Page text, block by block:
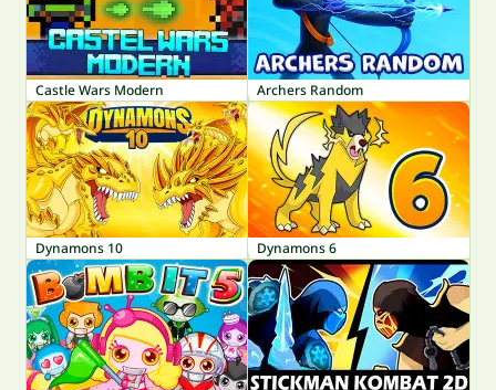
Castle Wars Modern Archers Random
Dynamons 10 Dynamons 6